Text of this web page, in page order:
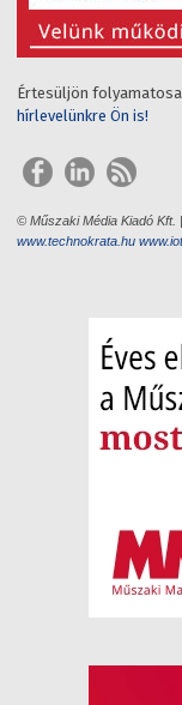
Értesüljön
hírlevelünkre Ön is!
© Műszaki Média Kiadó Kft.
www.technokrata.hu